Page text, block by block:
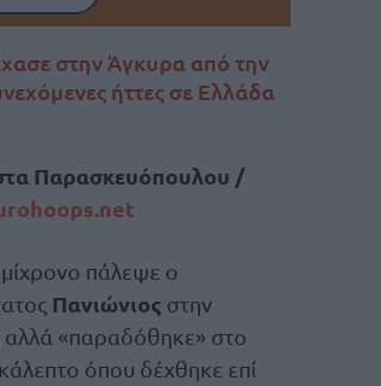
στην Άγκυρα από την
ήττες σε Ελλάδα
Παρασκευόπουλου /
net
πάλεψε ο
Πανιώνιος στην
, αλλά «παραδόθηκε» στο
όπου δέχθηκε επί